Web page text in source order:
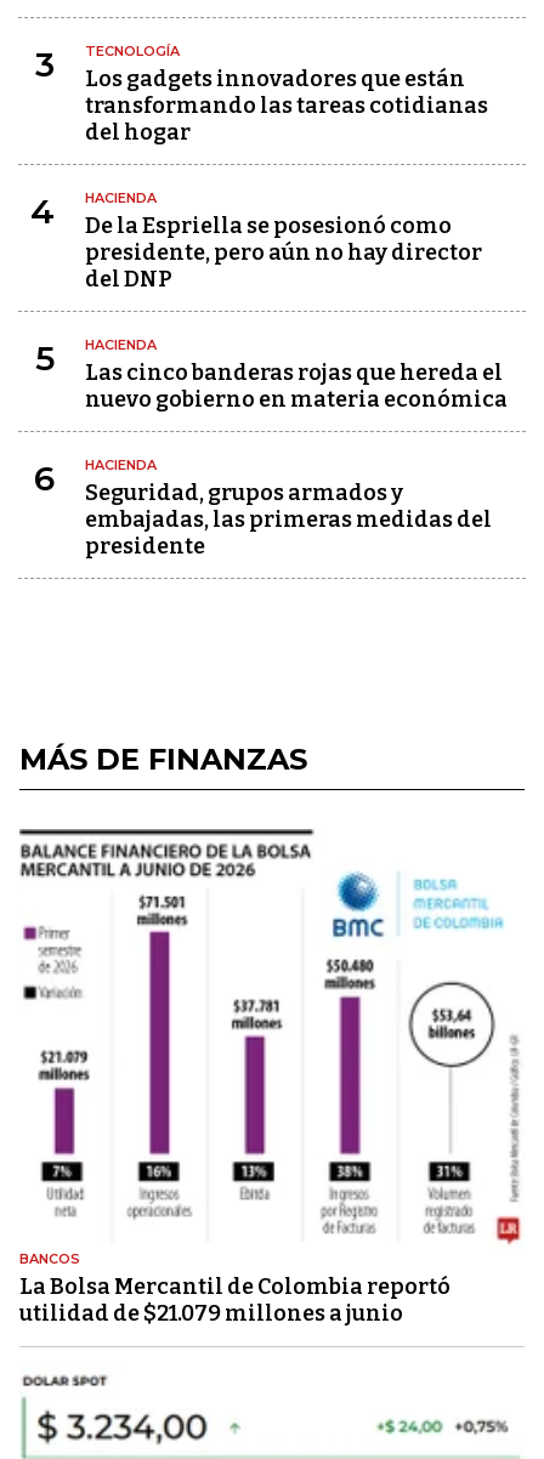
3 TECNOLOGÍA
Los gadgets innovadores que están
transformando las tareas cotidianas
del hogar
4 HACIENDA
De la Espriella se posesionó como
presidente, pero aún no hay director
del DNP
5 HACIENDA
Las cinco banderas rojas que hereda el
nuevo gobierno en materia económica
6 HACIENDA
Seguridad, grupos armados y
embajadas, las primeras medidas del
presidente
MÁS DE FINANZAS
BANCOS
La Bolsa Mercantil de Colombia reportó
utilidad de $21.079 millones a junio